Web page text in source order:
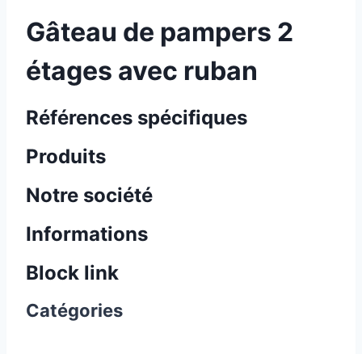
Gâteau de pampers 2
étages avec ruban
Références spécifiques
Produits
Notre société
Informations
Block link
Catégories